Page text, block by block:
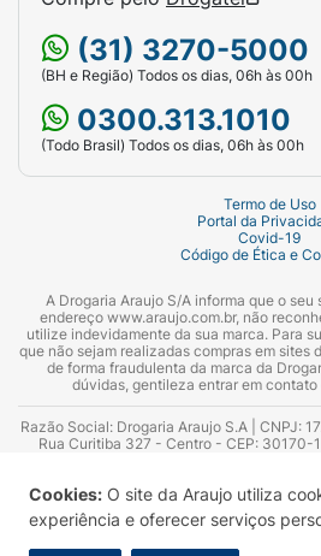
Cookies: O site da Araujo utiliza
experiência e oferecer serviços
(31) 3270-5000
(BH e Região) Todos os dias, 06h às 00h
0300.313.1010
(Todo Brasil) Todos os dias, 06h às 00h
Termo de Uso
Portal da
Covid-19
Código de Ética e
A Drogaria Araujo S/A informa que o
endereço www.araujo.com.br, não
utilize indevidamente da sua marca. Para
que não sejam realizadas compras em sites
de forma fraudulenta da marca da
dúvidas, gentileza entrar em
Razão Social: Drogaria Araujo S.A | CNPJ:
Rua Curitiba 327 - Centro - CEP: 30170-
Azevedo Guimarães – CRF 10.965 | Yasmin
Consultor substituto: Thiago Aguiar
Sanitário: 2025020713 | Autorização de